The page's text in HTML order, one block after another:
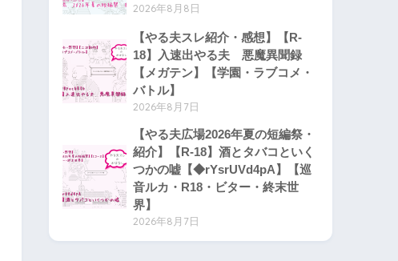
2026年8月8日
【やる夫スレ紹介・感想】【R-
18】入速出やる夫 悪魔異聞録
【メガテン】【学園・ラブコメ・
バトル】
2026年8月7日
【やる夫広場2026年夏の短編祭・
紹介】【R-18】酒とタバコといく
つかの嘘【◆rYsrUVd4pA】【巡
音ルカ・R18・ビター・終末世
界】
2026年8月7日